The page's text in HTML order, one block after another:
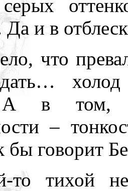
и в
что
А в том,
–
бы говорит
то тихой